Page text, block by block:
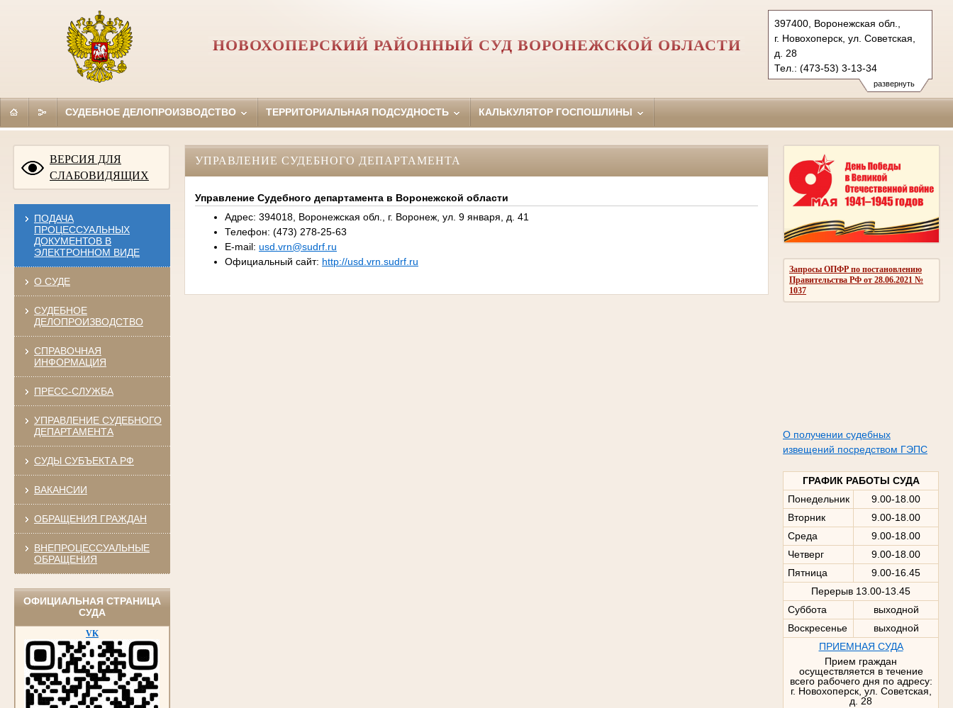
развернуть
397400, Воронежская обл.,
г. Новохоперск, ул. Советская,
д. 28
Тел.: (473-53) 3-13-34
novohopersky.vrn@sudrf.ru
НОВОХОПЕРСКИЙ РАЙОННЫЙ СУД ВОРОНЕЖСКОЙ ОБЛАСТИ
СУДЕБНОЕ ДЕЛОПРОИЗВОДСТВО ТЕРРИТОРИАЛЬНАЯ ПОДСУДНОСТЬ КАЛЬКУЛЯТОР ГОСПОШЛИНЫ
ВЕРСИЯ ДЛЯ
СЛАБОВИДЯЩИХ
ПОДАЧА
ПРОЦЕССУАЛЬНЫХ
ДОКУМЕНТОВ В
ЭЛЕКТРОННОМ ВИДЕ
О СУДЕ
СУДЕБНОЕ
ДЕЛОПРОИЗВОДСТВО
СПРАВОЧНАЯ
ИНФОРМАЦИЯ
ПРЕСС-СЛУЖБА
УПРАВЛЕНИЕ СУДЕБНОГО
ДЕПАРТАМЕНТА
СУДЫ СУБЪЕКТА РФ
ВАКАНСИИ
ОБРАЩЕНИЯ ГРАЖДАН
ВНЕПРОЦЕССУАЛЬНЫЕ
ОБРАЩЕНИЯ
ОФИЦИАЛЬНАЯ СТРАНИЦА
СУДА
VK
Запросы ОПФР по постановлению
Правительства РФ от 28.06.2021 №
1037
О получении судебных
извещений посредством ГЭПС
ГРАФИК РАБОТЫ СУДА
Понедельник
9.00-18.00
Вторник
9.00-18.00
Среда
9.00-18.00
Четверг
9.00-18.00
Пятница
9.00-16.45
Перерыв 13.00-13.45
Суббота
выходной
Воскресенье
выходной
ПРИЕМНАЯ СУДА
Прием граждан
осуществляется в течение
всего рабочего дня по адресу:
г. Новохоперск, ул. Советская,
д. 28
УПРАВЛЕНИЕ СУДЕБНОГО ДЕПАРТАМЕНТА
Управление Судебного департамента в Воронежской области
Адрес: 394018, Воронежская обл., г. Воронеж, ул. 9 января, д. 41
Телефон: (473) 278-25-63
E-mail: usd.vrn@sudrf.ru
Официальный сайт: http://usd.vrn.sudrf.ru